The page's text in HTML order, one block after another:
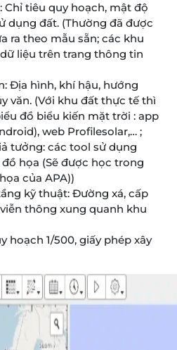
Chỉ tiêu quy hoạch, mật độ
dụng đất. (Thường đã được
ra theo mẫu sẵn; các khu
liệu trên trang thông tin
Địa hình, khí hậu, hướng
văn. (Với khu đất thực tế thì
đồ biểu kiến mặt trời : app
web Profilesolar,… ;
tưởng: các tool sử dụng
họa (Sẽ được học trong
của APA))
kỹ thuật: Đường xá, cấp
thông xung quanh khu
hoạch 1/500, giấy phép xây